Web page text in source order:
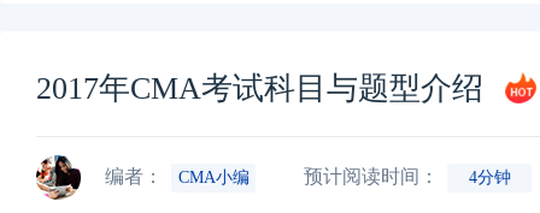
2017年CMA考试科目与题型介绍
编者： CMA小编 预计阅读时间： 4分钟